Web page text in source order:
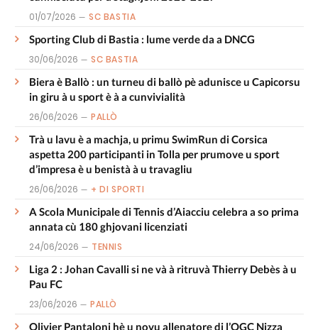
01/07/2026 SC BASTIA
Sporting Club di Bastia : lume verde da a DNCG
30/06/2026 SC BASTIA
Biera è Ballò : un turneu di ballò pè adunisce u Capicorsu
in giru à u sport è à a cunvivialità
26/06/2026 PALLÒ
Trà u lavu è a machja, u primu SwimRun di Corsica
aspetta 200 participanti in Tolla per prumove u sport
d’impresa è u benistà à u travagliu
26/06/2026 + DI SPORTI
A Scola Municipale di Tennis d’Aiacciu celebra a so prima
annata cù 180 ghjovani licenziati
24/06/2026 TENNIS
Liga 2 : Johan Cavalli si ne và à ritruvà Thierry Debès à u
Pau FC
23/06/2026 PALLÒ
Olivier Pantaloni hè u novu allenatore di l’OGC Nizza